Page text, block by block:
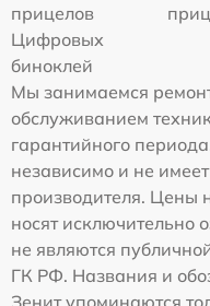
прицелов
Цифровых
биноклей
Мы занимаемся
обслуживанием
гарантийного
независимо и не
производителя. Цены
носят исключительно
не являются
ГК РФ. Названия и